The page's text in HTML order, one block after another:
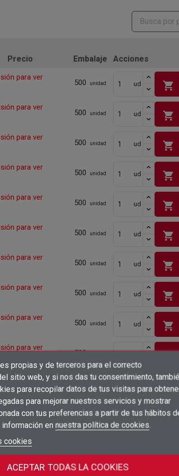
a la lista de deseos×
add_circle_outline
lista de deseos ×
de la lista de deseos
Crear lista de deseos
×
sesión para guardar productos en su lista de deseos.
propias y de terceros para el correcto
sitio web, y si nos das tu consentimiento,
para recopilar datos de tus visitas para
para mejorar nuestros servicios y mostrar
con tus preferencias a partir de tus hábitos
en nuestra política de cookies.
cookies
ACEPTAR TODAS LA COOKIES
Precio Embalaje Acciones
para ver
500 unidad ud shopping_cart
para ver
500 unidad ud shopping_cart
para ver
500 unidad ud shopping_cart
para ver
500 unidad ud shopping_cart
para ver
500 unidad ud shopping_cart
para ver
500 unidad ud shopping_cart
para ver
500 unidad ud shopping_cart
para ver
500 unidad ud shopping_cart
para ver
500 unidad ud shopping_cart
para ver
500
para ver
shopping_cart
para ver
500 unidad ud shopping_cart
para ver
para ver
500